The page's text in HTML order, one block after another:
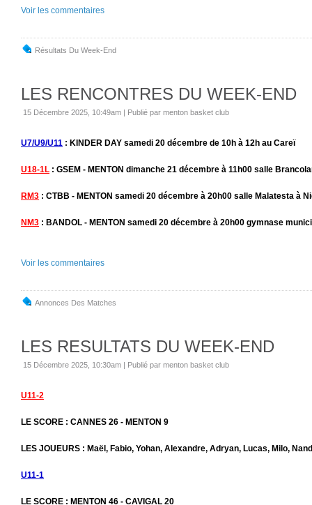
Voir les commentaires
Résultats Du Week-End
LES RENCONTRES DU WEEK-END
15 Décembre 2025, 10:49am | Publié par menton basket club
U7/U9/U11 : KINDER DAY samedi 20 décembre de 10h à 12h au Careï
U18-1L : GSEM - MENTON dimanche 21 décembre à 11h00 salle
RM3 : CTBB - MENTON samedi 20 décembre à 20h00 salle Malatesta à
NM3 : BANDOL - MENTON samedi 20 décembre à 20h00 gymnase
Voir les commentaires
Annonces Des Matches
LES RESULTATS DU WEEK-END
15 Décembre 2025, 10:30am | Publié par menton basket club
U11-2
LE SCORE : CANNES 26 - MENTON 9
LES JOUEURS : Maël, Fabio, Yohan, Alexandre, Adryan, Lucas, Milo,
U11-1
LE SCORE : MENTON 46 - CAVIGAL 20